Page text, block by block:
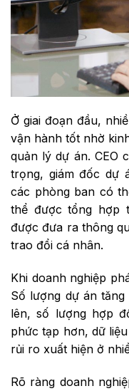
Ở giai đoạn đầu,
vận hành tốt nhờ
quản lý dự án. CEO
trọng, giám đốc dự
các phòng ban có
thể được tổng hợp
được đưa ra thông
trao đổi cá nhân.
Khi doanh nghiệp
Số lượng dự án
lên, số lượng hợp
phức tạp hơn, dữ
rủi ro xuất hiện ở
Rõ ràng doanh